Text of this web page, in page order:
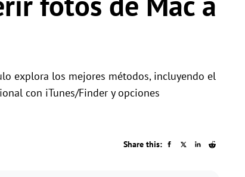
por roles
los usuarios con permisos
explora los mejores métodos, incluyendo el
con iTunes/Finder y opciones
Share this: